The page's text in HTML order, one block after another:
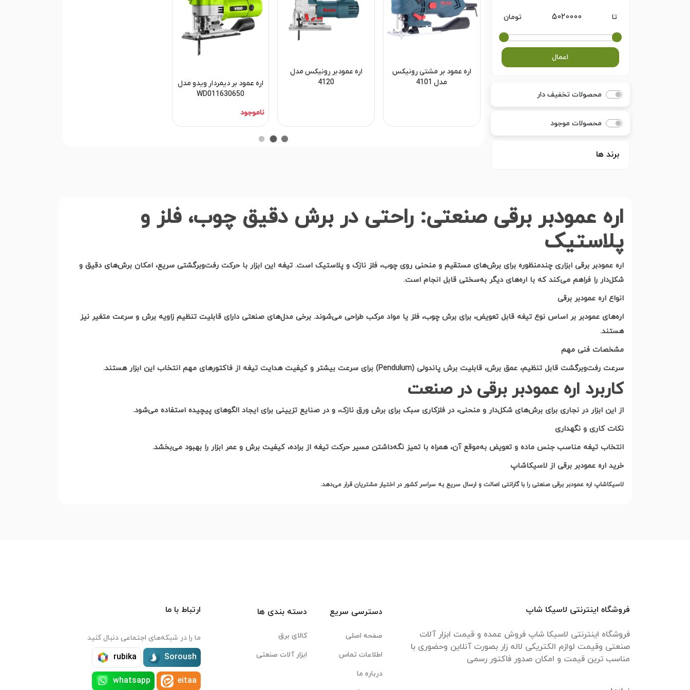
تا تومان
اعمال
محصولات تخفیف دار
محصولات موجود
برند ها
اره عمود بر مشتی رونیکس
مدل 4101
اره عمودبر رونیکس مدل
4120
اره عمود بر دیمردار ویدو مدل
WD011630650
ناموجود
اره عمودبر برقی صنعتی: راحتی در برش دقیق چوب، فلز و
پلاستیک
اره عمودبر برقی ابزاری چندمنظوره برای برش‌های مستقیم و منحنی روی چوب، فلز نازک و پلاستیک است. تیغه این ابزار با حرکت رفت‌وبرگشتی سریع، امکان برش‌های دقیق و
شکل‌دار را فراهم می‌کند که با اره‌های دیگر به‌سختی قابل انجام است.
انواع اره عمودبر برقی
اره‌های عمودبر بر اساس نوع تیغه قابل تعویض، برای برش چوب، فلز یا مواد مرکب طراحی می‌شوند. برخی مدل‌های صنعتی دارای قابلیت تنظیم زاویه برش و سرعت متغیر نیز
هستند.
مشخصات فنی مهم
سرعت رفت‌وبرگشت قابل تنظیم، عمق برش، قابلیت برش پاندولی(Pendulum) برای سرعت بیشتر و کیفیت هدایت تیغه از فاکتورهای مهم انتخاب این ابزار هستند.
کاربرد اره عمودبر برقی در صنعت
از این ابزار در نجاری برای برش‌های شکل‌دار و منحنی، در فلزکاری سبک برای برش ورق نازک، و در صنایع تزیینی برای ایجاد الگوهای پیچیده استفاده می‌شود.
نکات کاری و نگهداری
انتخاب تیغه مناسب جنس ماده و تعویض به‌موقع آن، همراه با تمیز نگه‌داشتن مسیر حرکت تیغه از براده، کیفیت برش و عمر ابزار را بهبود می‌بخشد.
خرید اره عمودبر برقی از لاسیکاشاپ
لاسیکاشاپ اره عمودبر برقی صنعتی را با گارانتی اصالت و ارسال سریع به سراسر کشور در اختیار مشتریان قرار می‌دهد.
فروشگاه اینترنتی لاسیکا شاپ
فروشگاه اینترنتی لاسیکا شاپ فروش عمده و قیمت ابزار آلات
صنعتی وقیمت لوازم الکتریکی لاله زار بصورت آنلاین وحضوری با
مناسب ترین قیمت و امکان صدور فاکتور رسمی
دسترسی سریع
صفحه اصلی
اطلاعات تماس
درباره ما
دسته بندی ها
کالای برق
ابزار آلات صنعتی
ارتباط با ما
ما را در شبکه‌های اجتماعی دنبال کنید
Soroush
rubika
eitaa
whatsapp